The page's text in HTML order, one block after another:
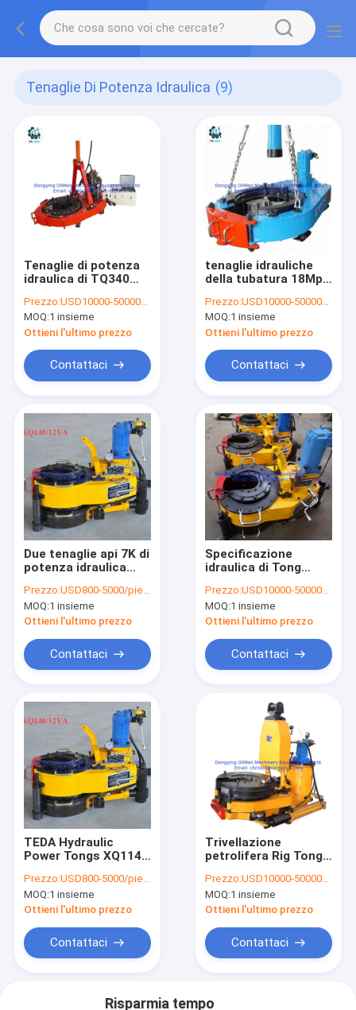
Tenaglie Di Potenza Idraulica (9)
Tenaglie di potenza
idraulica di TQ340
rivestono per
comporre i tubi
Prezzo:USD10000-50000/piece
MOQ:1 insieme
Ottieni l'ultimo prezzo
Contattaci
tenaglie idrauliche
della tubatura 18Mpa
serrare calibro
Prezzo:USD10000-50000/piece
MOQ:1 insieme
Ottieni l'ultimo prezzo
Contattaci
Due tenaglie api 7K di
potenza idraulica
con il sistema record
di coppia di torsione
Prezzo:USD800-5000/piece
MOQ:1 insieme
Ottieni l'ultimo prezzo
Contattaci
Specificazione
idraulica di Tong
potere dell'asta di
perforazione
Prezzo:USD10000-50000/piece
MOQ:1 insieme
Ottieni l'ultimo prezzo
Contattaci
TEDA Hydraulic
Power Tongs XQ114-
perforazione della
trivellazione
petrolifera
Prezzo:USD800-5000/piece
MOQ:1 insieme
Ottieni l'ultimo prezzo
Contattaci
Trivellazione
petrolifera Rig Tongs
per la perforazione
della miniera e del
petrolio
Prezzo:USD10000-50000/piece
MOQ:1 insieme
Ottieni l'ultimo prezzo
Contattaci
Risparmia tempo